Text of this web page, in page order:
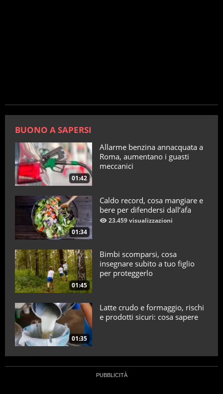
BUONO A SAPERSI
01:42
Allarme benzina annacquata a
Roma, aumentano i guasti
meccanici
01:34
Caldo record, cosa mangiare e
bere per difendersi dall’afa
23.459 visualizzazioni
01:45
Bimbi scomparsi, cosa
insegnare subito a tuo figlio
per proteggerlo
01:35
Latte crudo e formaggio, rischi
e prodotti sicuri: cosa sapere